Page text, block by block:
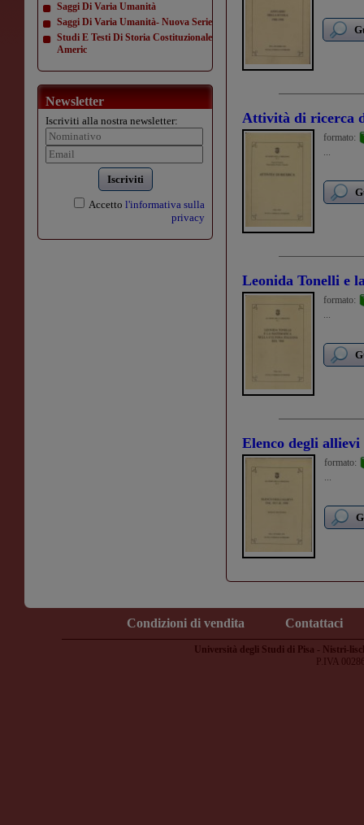
Saggi Di Varia Umanità
Saggi Di Varia Umanità- Nuova Serie
Studi E Testi Di Storia Costituzionale
Americ
Newsletter
Iscriviti alla nostra newsletter:
Iscriviti
Accetto l'informativa sulla
privacy
Attività di ricerca
formato:
...
Leonida Tonelli e
formato:
...
Elenco degli allievi
formato:
...
Condizioni di vendita Contattaci
Università degli Studi di Pisa - Nistri-
P.IVA